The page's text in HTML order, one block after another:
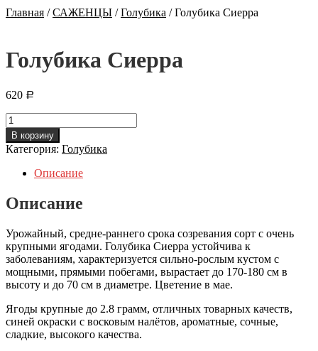
Главная /САЖЕНЦЫ /Голубика /Голубика Сиерра
Голубика Сиерра
620 Р
Количество
Голубика
Сиерра
В корзину
Категория: Голубика
Описание
Описание
Урожайный, средне-раннего срока созревания сорт с очень
крупными ягодами. Голубика Сиерра устойчива к
заболеваниям, характеризуется сильно-рослым кустом с
мощными, прямыми побегами, вырастает до 170-180 см в
высоту и до 70 см в диаметре. Цветение в мае.
Ягоды крупные до 2.8 грамм, отличных товарных качеств,
синей окраски с восковым налётов, ароматные, сочные,
сладкие, высокого качества.